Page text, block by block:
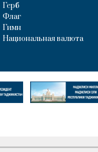
Герб
Флаг
Гимн
Национальная валюта